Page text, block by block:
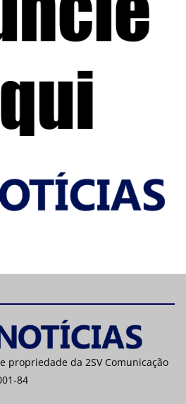
propriedade da 2SV Comunicação
84